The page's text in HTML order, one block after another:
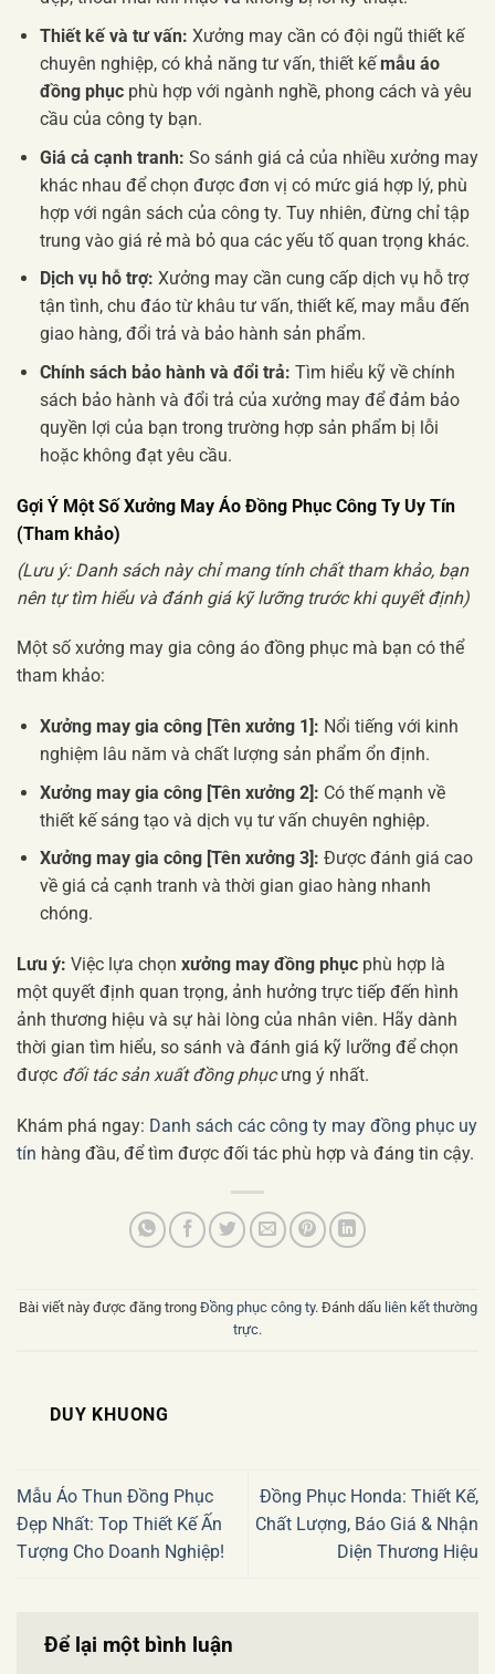
Thiết kế và tư vấn: Xưởng may cần có đội ngũ thiết kế
chuyên nghiệp, có khả năng tư vấn, thiết kếmẫu áo
đồng phụcphù hợp với ngành nghề, phong cách và yêu
cầu của công ty bạn.
Giá cả cạnh tranh: So sánh giá cả của nhiều xưởng may
khác nhau để chọn được đơn vị có mức giá hợp lý, phù
hợp với ngân sách của công ty. Tuy nhiên, đừng chỉ tập
trung vào giá rẻ mà bỏ qua các yếu tố quan trọng khác.
Dịch vụ hỗ trợ: Xưởng may cần cung cấp dịch vụ hỗ trợ
tận tình, chu đáo từ khâu tư vấn, thiết kế, may mẫu đến
giao hàng, đổi trả và bảo hành sản phẩm.
Chính sách bảo hành và đổi trả: Tìm hiểu kỹ về chính
sách bảo hành và đổi trả của xưởng may để đảm bảo
quyền lợi của bạn trong trường hợp sản phẩm bị lỗi
hoặc không đạt yêu cầu.
Gợi Ý Một Số Xưởng May Áo Đồng Phục Công Ty Uy Tín
(Tham khảo)
(Lưu ý: Danh sách này chỉ mang tính chất tham khảo, bạn
nên tự tìm hiểu và đánh giá kỹ lưỡng trước khi quyết định)
Một số xưởng may gia công áo đồng phục mà bạn có thể
tham khảo:
Xưởng may gia công [Tên xưởng 1]: Nổi tiếng với kinh
nghiệm lâu năm và chất lượng sản phẩm ổn định.
Xưởng may gia công [Tên xưởng 2]: Có thế mạnh về
thiết kế sáng tạo và dịch vụ tư vấn chuyên nghiệp.
Xưởng may gia công [Tên xưởng 3]: Được đánh giá cao
về giá cả cạnh tranh và thời gian giao hàng nhanh
chóng.
Lưu ý: Việc lựa chọn xưởng may đồng phục phù hợp là
một quyết định quan trọng, ảnh hưởng trực tiếp đến hình
ảnh thương hiệu và sự hài lòng của nhân viên. Hãy dành
thời gian tìm hiểu, so sánh và đánh giá kỹ lưỡng để chọn
được đối tác sản xuất đồng phụcưng ý nhất.
Khám phá ngay: Danh sách các công ty may đồng phục uy
tín hàng đầu, để tìm được đối tác phù hợp và đáng tin cậy.
Bài viết này được đăng trong Đồng phục công ty. Đánh dấu liên kết thường
trực.
DUY KHUONG
Mẫu Áo Thun Đồng Phục
Đẹp Nhất: Top Thiết Kế Ấn
Tượng Cho Doanh Nghiệp!
Đồng Phục Honda: Thiết Kế,
Chất Lượng, Báo Giá & Nhận
Diện Thương Hiệu
Để lại một bình luận